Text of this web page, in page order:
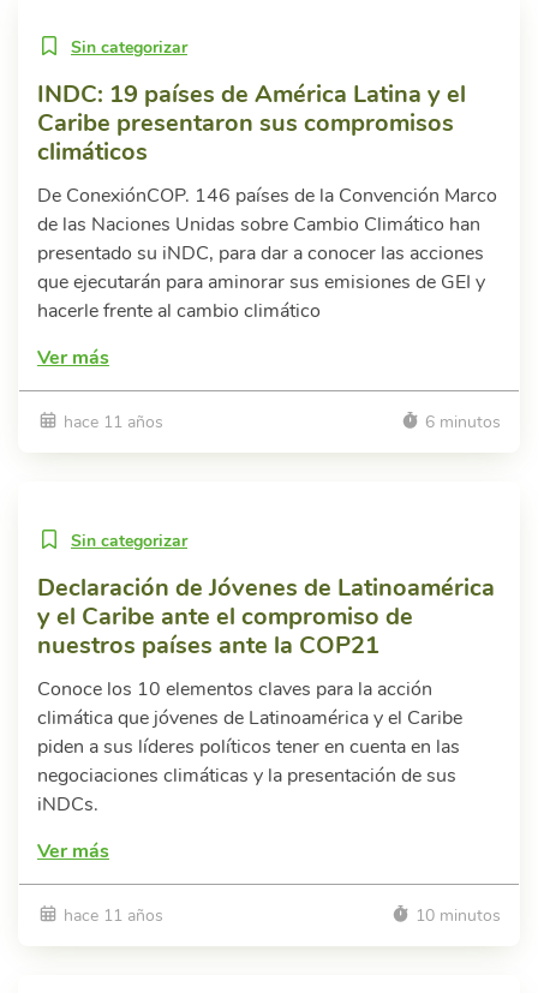
Sin categorizar
INDC: 19 países de América Latina y el
Caribe presentaron sus compromisos
climáticos
De ConexiónCOP. 146 países de la Convención Marco
de las Naciones Unidas sobre Cambio Climático han
presentado su iNDC, para dar a conocer las acciones
que ejecutarán para aminorar sus emisiones de GEI y
hacerle frente al cambio climático
Ver más
hace 11 años 6 minutos
Sin categorizar
Declaración de Jóvenes de Latinoamérica
y el Caribe ante el compromiso de
nuestros países ante la COP21
Conoce los 10 elementos claves para la acción
climática que jóvenes de Latinoamérica y el Caribe
piden a sus líderes políticos tener en cuenta en las
negociaciones climáticas y la presentación de sus
iNDCs.
Ver más
hace 11 años 10 minutos